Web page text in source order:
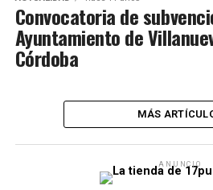
Convocatoria de
Ayuntamiento de
Córdoba
MÁS
ANUNCIO